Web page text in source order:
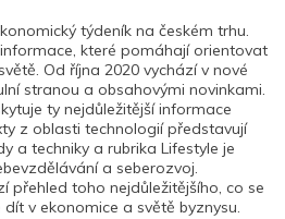
týdeník na českém trhu.
které pomáhají orientovat
Od října 2020 vychází v nové
stranou a obsahovými novinkami.
ty nejdůležitější informace
z oblasti technologií představují
a techniky a rubrika Lifestyle je
a seberozvoj.
přehled toho nejdůležitějšího, co se
v ekonomice a světě byznysu.